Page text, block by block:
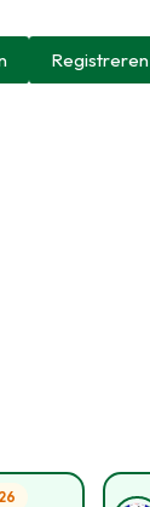
Registreren